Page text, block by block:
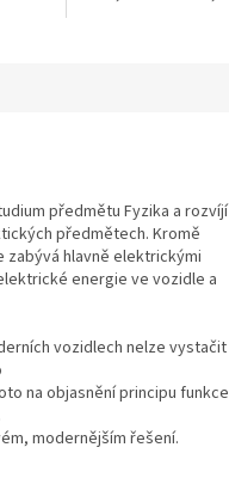
předmětu Fyzika a rozvíjí
předmětech. Kromě
hlavně elektrickými
energie ve vozidle a
vozidlech nelze vystačit
na objasnění principu funkce
modernějším řešení.